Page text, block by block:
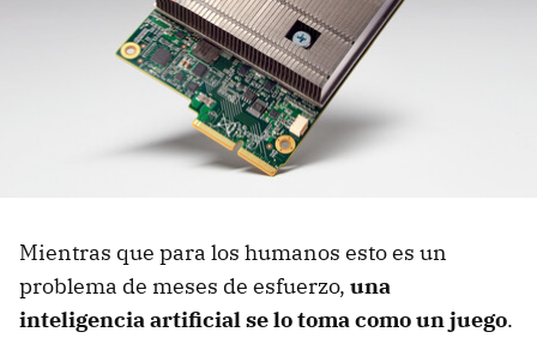
Mientras que para los humanos esto es un
problema de meses de esfuerzo, una
inteligencia artificial se lo toma como un juego.